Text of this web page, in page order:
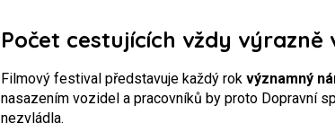
Počet cestujících vždy výrazně
Filmový festival představuje každý rok významný
nasazením vozidel a pracovníků by proto Dopravní
nezvládla.